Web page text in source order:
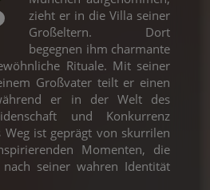
zieht er in die Villa seiner
Großeltern. Dort
begegnen ihm charmante
Rituale. Mit seiner
Großvater teilt er einen
er in der Welt des
und Konkurrenz
Weg ist geprägt von skurrilen
Momenten, die
seiner wahren Identität